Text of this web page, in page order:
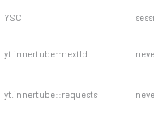
YSC
yt.innertube::nextId
yt.innertube::requests